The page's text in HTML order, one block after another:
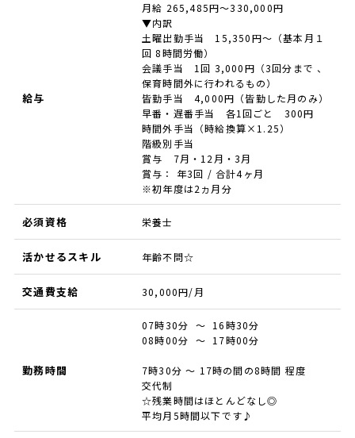
給与
月給 265,485円～330,000円
▼内訳
土曜出勤手当 15,350円～（基本月１
回 8時間労働）
会議手当 1回 3,000円（3回分まで 、
保育時間外に行われるもの）
皆勤手当 4,000円（皆勤した月のみ）
早番・遅番手当 各1回ごと 300円
時間外手当（時給換算×1.25）
階級別手当
賞与 7月・12月・3月
賞与： 年3回 / 合計4ヶ月
※初年度は2ヵ月分
必須資格 栄養士
活かせるスキル 年齢不問☆
交通費支給 30,000円/月
勤務時間
07時30分 ～ 16時30分
08時00分 ～ 17時00分
7時30分 ～ 17時の間の8時間 程度
交代制
☆残業時間はほとんどなし◎
平均月5時間以下です♪